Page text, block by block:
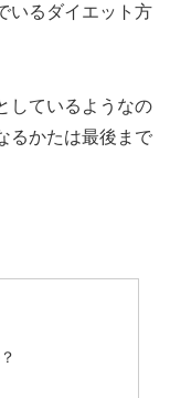
いるダイエット方
しているようなの
るかたは最後まで